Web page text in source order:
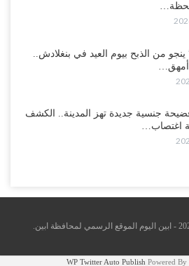
لحظة…
من الذبح بيوم العيد في بنغلادش..
جنسية جديدة تهز المدينة.. الكشف
اغتصاب…
WP Twitter Auto Publish Powered By